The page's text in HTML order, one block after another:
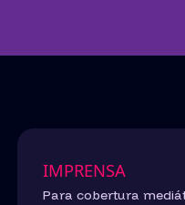
IMPRENSA
Para cobertura